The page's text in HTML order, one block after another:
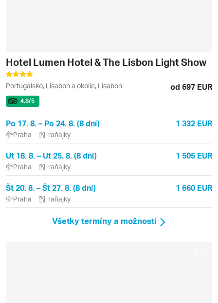
Hotel Lumen Hotel & The Lisbon Light Show
Portugalsko, Lisabon a okolie, Lisabon od 697 EUR
4.8/5
Po 17. 8. – Po 24. 8. (8 dní) 1 332 EUR
Praha raňajky
Ut 18. 8. – Ut 25. 8. (8 dní) 1 505 EUR
Praha raňajky
Št 20. 8. – Št 27. 8. (8 dní) 1 660 EUR
Praha raňajky
Všetky termíny a možnosti